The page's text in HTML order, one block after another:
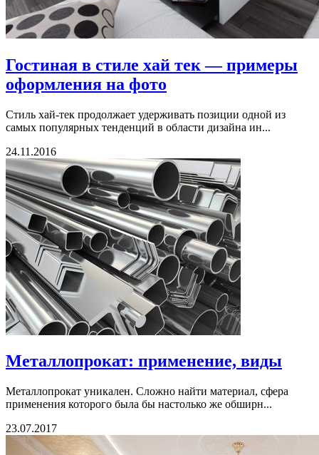
Гостиная в стиле хай тек — примеры
оформления на фото
Стиль хай-тек продолжает удерживать позиции одной из
самых популярных тенденций в области дизайна ин...
24.11.2016
Металлопрокат: применение, виды
Металлопрокат уникален. Сложно найти материал, сфера
применения которого была бы настолько же обширн...
23.07.2017